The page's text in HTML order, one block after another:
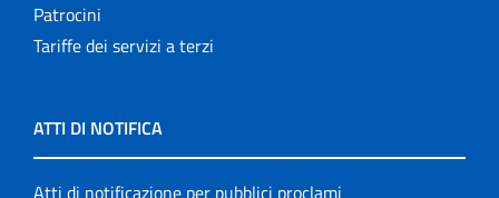
Patrocini
Tariffe dei servizi a terzi
ATTI DI NOTIFICA
Atti di notificazione per pubblici proclami